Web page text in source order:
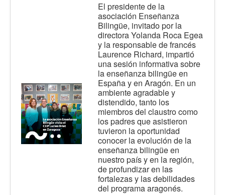
El presidente de la
asociación Enseñanza
Bilingüe, invitado por la
directora Yolanda Roca Egea
y la responsable de francés
Laurence Richard, impartió
una sesión informativa sobre
la enseñanza bilingüe en
España y en Aragón. En un
ambiente agradable y
distendido, tanto los
miembros del claustro como
los padres que asistieron
tuvieron la oportunidad
conocer la evolución de la
enseñanza bilingüe en
nuestro país y en la región,
de profundizar en las
fortalezas y las debilidades
del programa aragonés.